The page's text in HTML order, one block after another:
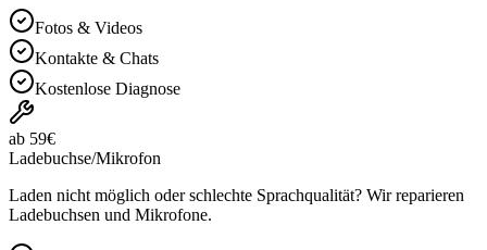
Fotos & Videos
Kontakte & Chats
Kostenlose Diagnose
ab 59€
Ladebuchse/Mikrofon
Laden nicht möglich oder schlechte Sprachqualität? Wir reparieren
Ladebuchsen und Mikrofone.